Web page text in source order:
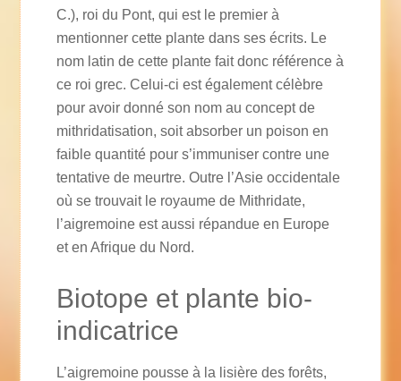
C.), roi du Pont, qui est le premier à
mentionner cette plante dans ses écrits. Le
nom latin de cette plante fait donc référence à
ce roi grec. Celui-ci est également célèbre
pour avoir donné son nom au concept de
mithridatisation, soit absorber un poison en
faible quantité pour s’immuniser contre une
tentative de meurtre. Outre l’Asie occidentale
où se trouvait le royaume de Mithridate,
l’aigremoine est aussi répandue en Europe
et en Afrique du Nord.
Biotope et plante bio-
indicatrice
L’aigremoine pousse à la lisière des forêts,